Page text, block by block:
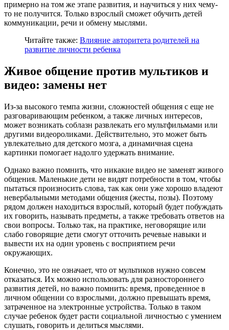
примерно на том же этапе развития, и научиться у них чему-
то не получится. Только взрослый сможет обучить детей
коммуникации, речи и обмену мыслями.
Читайте также: Влияние авторитета родителей на
развитие личности ребенка
Живое общение против мультиков и
видео: замены нет
Из-за высокого темпа жизни, сложностей общения с еще не
разговаривающим ребенком, а также личных интересов,
может возникать соблазн развлекать его мультфильмами или
другими видеороликами. Действительно, это может быть
увлекательно для детского мозга, а динамичная сцена
картинки помогает надолго удержать внимание.
Однако важно помнить, что никакие видео не заменят живого
общения. Маленькие дети не видят потребности в том, чтобы
пытаться произносить слова, так как они уже хорошо владеют
невербальными методами общения (жесты, позы). Поэтому
рядом должен находиться взрослый, который будет побуждать
их говорить, называть предметы, а также требовать ответов на
свои вопросы. Только так, на практике, неговорящие или
слабо говорящие дети смогут отточить речевые навыки и
вывести их на один уровень с восприятием речи
окружающих.
Конечно, это не означает, что от мультиков нужно совсем
отказаться. Их можно использовать для разностороннего
развития детей, но важно помнить: время, проведенное в
личном общении со взрослыми, должно превышать время,
затраченное на электронные устройства. Только в таком
случае ребенок будет расти социальной личностью с умением
слушать, говорить и делиться мыслями.